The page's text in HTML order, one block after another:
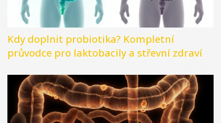
Kdy doplnit probiotika? Kompletní
průvodce pro laktobacily a střevní zdraví